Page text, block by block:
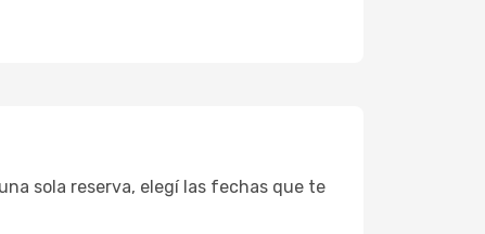
sola reserva, elegí las fechas que te